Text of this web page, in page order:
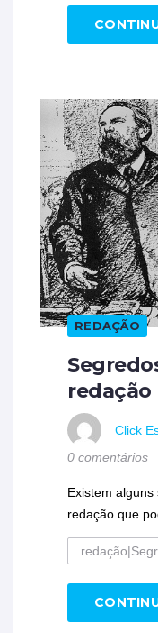
REDAÇÃO
redação
Click
0 comentários
Existem
redação que